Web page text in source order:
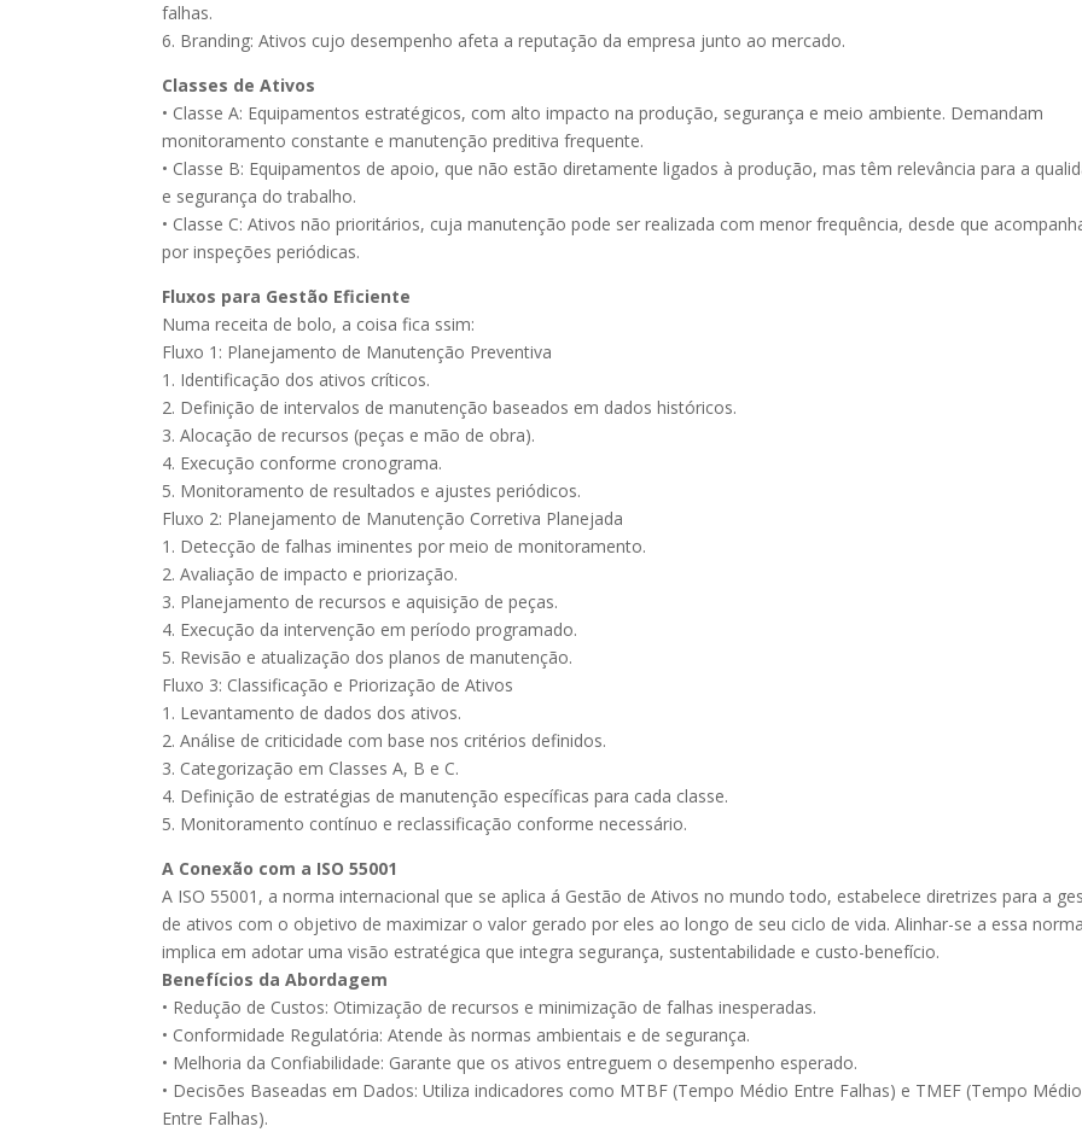
falhas.
6. Branding: Ativos cujo desempenho afeta a reputação da empresa junto ao mercado.
Classes de Ativos
• Classe A: Equipamentos estratégicos, com alto impacto na produção, segurança e meio ambiente. Demandam
monitoramento constante e manutenção preditiva frequente.
• Classe B: Equipamentos de apoio, que não estão diretamente ligados à produção, mas têm relevância para a
e segurança do trabalho.
• Classe C: Ativos não prioritários, cuja manutenção pode ser realizada com menor frequência, desde que
por inspeções periódicas.
Fluxos para Gestão Eficiente
Numa receita de bolo, a coisa fica ssim:
Fluxo 1: Planejamento de Manutenção Preventiva
1. Identificação dos ativos críticos.
2. Definição de intervalos de manutenção baseados em dados históricos.
3. Alocação de recursos (peças e mão de obra).
4. Execução conforme cronograma.
5. Monitoramento de resultados e ajustes periódicos.
Fluxo 2: Planejamento de Manutenção Corretiva Planejada
1. Detecção de falhas iminentes por meio de monitoramento.
2. Avaliação de impacto e priorização.
3. Planejamento de recursos e aquisição de peças.
4. Execução da intervenção em período programado.
5. Revisão e atualização dos planos de manutenção.
Fluxo 3: Classificação e Priorização de Ativos
1. Levantamento de dados dos ativos.
2. Análise de criticidade com base nos critérios definidos.
3. Categorização em Classes A, B e C.
4. Definição de estratégias de manutenção específicas para cada classe.
5. Monitoramento contínuo e reclassificação conforme necessário.
A Conexão com a ISO 55001
A ISO 55001, a norma internacional que se aplica á Gestão de Ativos no mundo todo, estabelece diretrizes para a
de ativos com o objetivo de maximizar o valor gerado por eles ao longo de seu ciclo de vida. Alinhar-se a essa norma
implica em adotar uma visão estratégica que integra segurança, sustentabilidade e custo-benefício.
Benefícios da Abordagem
• Redução de Custos: Otimização de recursos e minimização de falhas inesperadas.
• Conformidade Regulatória: Atende às normas ambientais e de segurança.
• Melhoria da Confiabilidade: Garante que os ativos entreguem o desempenho esperado.
• Decisões Baseadas em Dados: Utiliza indicadores como MTBF (Tempo Médio Entre Falhas) e TMEF (Tempo Médio
Entre Falhas).